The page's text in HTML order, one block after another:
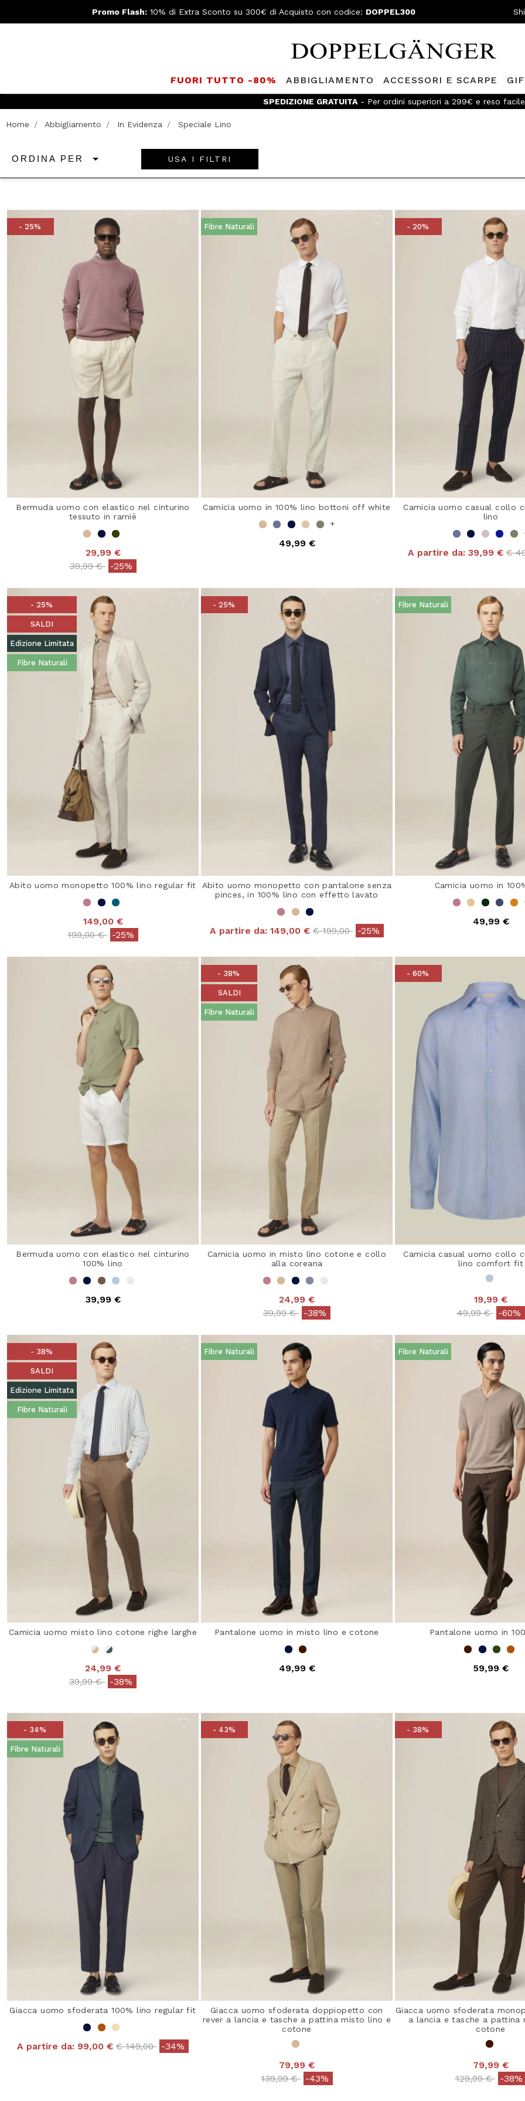
Promo Flash:10% di Extra Sconto su 300€ di Acquisto con codice: DOPPEL300
FUORI TUTTO -80% ABBIGLIAMENTO ACCESSORI E SCARPE
Iscriviti alDoppelganger Club! Scopri tutti i vantaggi esconti fino al -
Home Abbigliamento In Evidenza Speciale Lino
ORDINA PER USA I FILTRI
- 25%
Bermuda uomo con elastico nel cinturino
tessuto in ramiè
29,99 €
Price reduced from
39,99 €to-25%
Fibre Naturali
Camicia uomo in 100% lino bottoni off white
+
49,99 €
- 20%
Camicia uomo casual collo
lino
A partire da: 39,99 € €
- 25%
SALDI
Edizione Limitata
Fibre Naturali
Abito uomo monopetto 100% lino regular fit
149,00 €
Price reduced from
199,00 €to-25%
- 25%
Abito uomo monopetto con pantalone senza
pinces, in 100% lino con effetto lavato
A partire da: 149,00 € Price reduced from
€ 199,00to-25%
Fibre Naturali
Camicia uomo in
49,99 €
Bermuda uomo con elastico nel cinturino
100% lino
39,99 €
- 38%
SALDI
Fibre Naturali
Camicia uomo in misto lino cotone e collo
alla coreana
24,99 €
Price reduced from
39,99 €to-38%
- 60%
Camicia casual uomo collo
lino comfort fit
19,99 €
Price reduced
49,99 €to-60%
- 38%
SALDI
Edizione Limitata
Fibre Naturali
Camicia uomo misto lino cotone righe larghe
24,99 €
Price reduced from
39,99 €to-38%
Fibre Naturali
Pantalone uomo in misto lino e cotone
49,99 €
Fibre Naturali
Pantalone uomo in
59,99 €
- 34%
Fibre Naturali
Giacca uomo sfoderata 100% lino regular fit
A partire da: 99,00 € Price reduced from
€ 149,00to-34%
- 43%
Giacca uomo sfoderata doppiopetto con
rever a lancia e tasche a pattina misto lino e
cotone
79,99 €
Price reduced from
139,99 €to-43%
- 38%
Giacca uomo sfoderata
a lancia e tasche a pattina
cotone
79,99 €
Price reduced
129,99 €to-38%